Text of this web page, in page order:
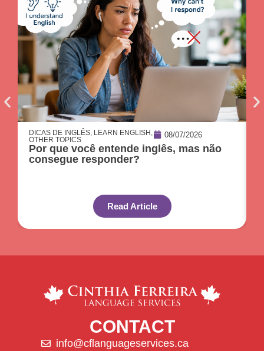
DICAS DE INGLÊS, LEARN ENGLISH,
OTHER TOPICS
08/07/2026
Por que você entende inglês, mas não
consegue responder?
Read Article
CONTACT
info@cflanguageservices.ca